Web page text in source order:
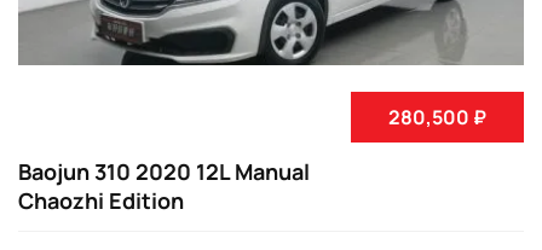
280,500 ₽
Baojun 310 2020 12L Manual
Chaozhi Edition